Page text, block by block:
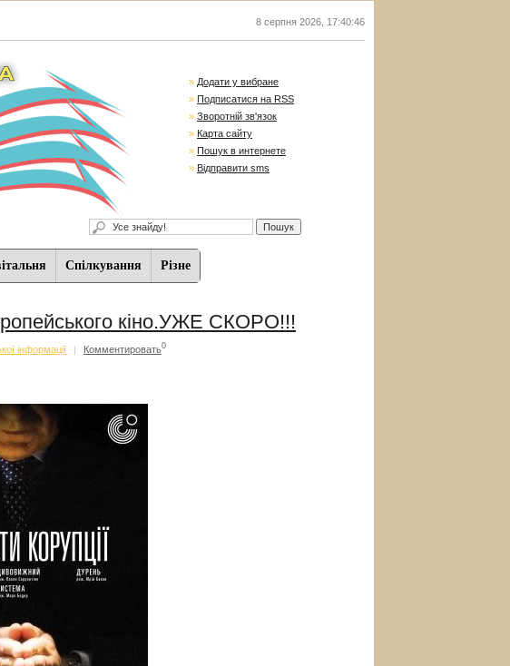
8 серпня 2026 17:40:47
» Додати у вибране
» Подписатися на RSS
» Зворотній зв'язок
» Карта сайту
» Пошук в интернете
» Відправити sms
Спiлкування Різне
кіно.УЖЕ СКОРО!!!
інформації | Комментировать0